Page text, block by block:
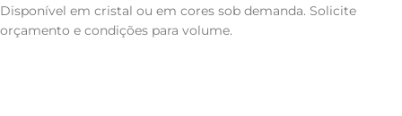
Disponível em cristal ou em cores sob demanda. Solicite
orçamento e condições para volume.